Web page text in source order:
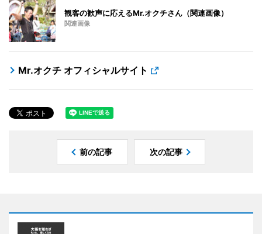
観客の歓声に応えるMr.オクチさん（関連画像）
関連画像
Mr.オクチ オフィシャルサイト
前の記事 次の記事